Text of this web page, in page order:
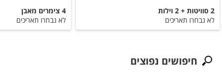
2 סוויטות + 2 וילות
לא נבחרו תאריכים
4 צימרים מאבן
לא נבחרו תאריכים
חיפושים נפוצים